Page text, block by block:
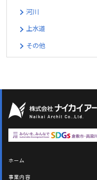
河川
上水道
その他
ホーム
事業内容